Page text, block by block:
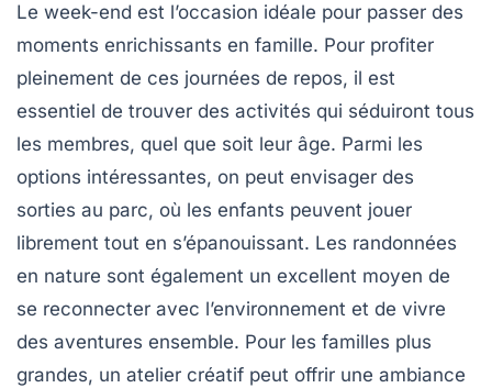
Le week-end est l’occasion idéale pour passer des
moments enrichissants en famille. Pour profiter
pleinement de ces journées de repos, il est
essentiel de trouver des activités qui séduiront tous
les membres, quel que soit leur âge. Parmi les
options intéressantes, on peut envisager des
sorties au parc, où les enfants peuvent jouer
librement tout en s’épanouissant. Les randonnées
en nature sont également un excellent moyen de
se reconnecter avec l’environnement et de vivre
des aventures ensemble. Pour les familles plus
grandes, un atelier créatif peut offrir une ambiance